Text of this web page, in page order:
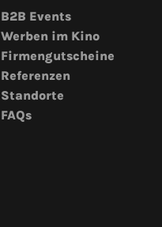
B2B Events
Werben im Kino
Firmengutscheine
Referenzen
Standorte
FAQs